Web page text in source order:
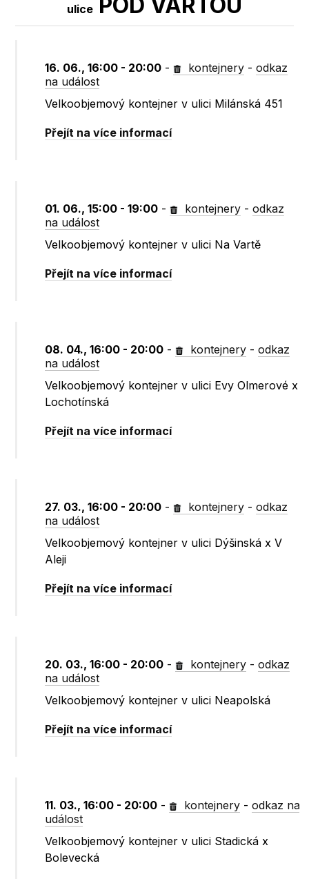
ulice
16. 06., 16:00 - 20:00 - kontejnery -odkaz
na událost
Velkoobjemový kontejner v ulici Milánská 451
Přejít na více informací
01. 06., 15:00 - 19:00 - kontejnery -odkaz
na událost
Velkoobjemový kontejner v ulici Na Vartě
Přejít na více informací
08. 04., 16:00 - 20:00 - kontejnery -odkaz
na událost
Velkoobjemový kontejner v ulici Evy Olmerové x
Lochotínská
Přejít na více informací
27. 03., 16:00 - 20:00 - kontejnery -odkaz
na událost
Velkoobjemový kontejner v ulici Dýšinská x V
Aleji
Přejít na více informací
20. 03., 16:00 - 20:00 - kontejnery -odkaz
na událost
Velkoobjemový kontejner v ulici Neapolská
Přejít na více informací
11. 03., 16:00 - 20:00 - kontejnery -odkaz na
událost
Velkoobjemový kontejner v ulici Stadická x
Bolevecká